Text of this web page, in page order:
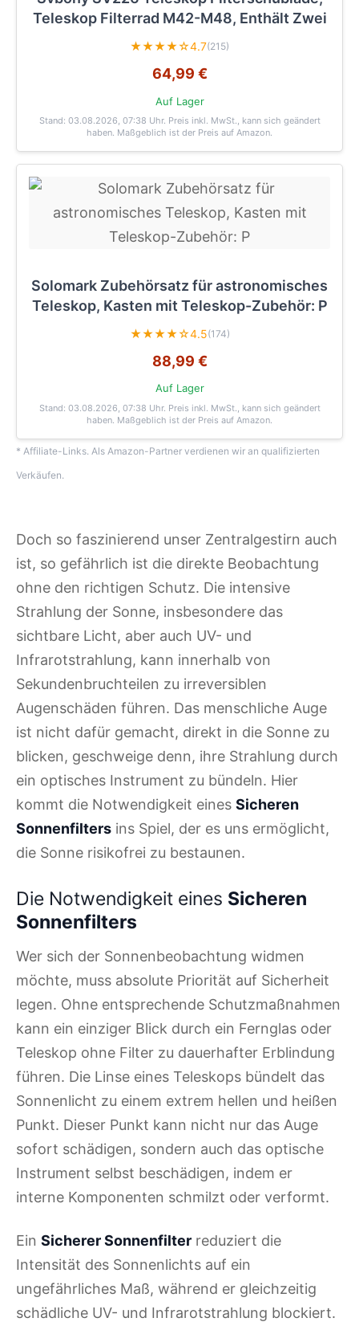
Teleskop Filterrad M42-M48, Enthält Zwei
★★★★☆4.7(215)
64,99 €
Auf Lager
Stand: 03.08.2026, 07:38 Uhr. Preis inkl. MwSt., kann sich geändert
haben. Maßgeblich ist der Preis auf Amazon.
Solomark Zubehörsatz für astronomisches
Teleskop, Kasten mit Teleskop-Zubehör: P
★★★★☆4.5(174)
88,99 €
Auf Lager
Stand: 03.08.2026, 07:38 Uhr. Preis inkl. MwSt., kann sich geändert
haben. Maßgeblich ist der Preis auf Amazon.
* Affiliate-Links. Als Amazon-Partner verdienen wir an qualifizierten
Verkäufen.
Doch so faszinierend unser Zentralgestirn auch
ist, so gefährlich ist die direkte Beobachtung
ohne den richtigen Schutz. Die intensive
Strahlung der Sonne, insbesondere das
sichtbare Licht, aber auch UV- und
Infrarotstrahlung, kann innerhalb von
Sekundenbruchteilen zu irreversiblen
Augenschäden führen. Das menschliche Auge
ist nicht dafür gemacht, direkt in die Sonne zu
blicken, geschweige denn, ihre Strahlung durch
ein optisches Instrument zu bündeln. Hier
kommt die Notwendigkeit eines Sicheren
Sonnenfilters ins Spiel, der es uns ermöglicht,
die Sonne risikofrei zu bestaunen.
Die Notwendigkeit eines Sicheren
Sonnenfilters
Wer sich der Sonnenbeobachtung widmen
möchte, muss absolute Priorität auf Sicherheit
legen. Ohne entsprechende Schutzmaßnahmen
kann ein einziger Blick durch ein Fernglas oder
Teleskop ohne Filter zu dauerhafter Erblindung
führen. Die Linse eines Teleskops bündelt das
Sonnenlicht zu einem extrem hellen und heißen
Punkt. Dieser Punkt kann nicht nur das Auge
sofort schädigen, sondern auch das optische
Instrument selbst beschädigen, indem er
interne Komponenten schmilzt oder verformt.
Ein Sicherer Sonnenfilter reduziert die
Intensität des Sonnenlichts auf ein
ungefährliches Maß, während er gleichzeitig
schädliche UV- und Infrarotstrahlung blockiert.